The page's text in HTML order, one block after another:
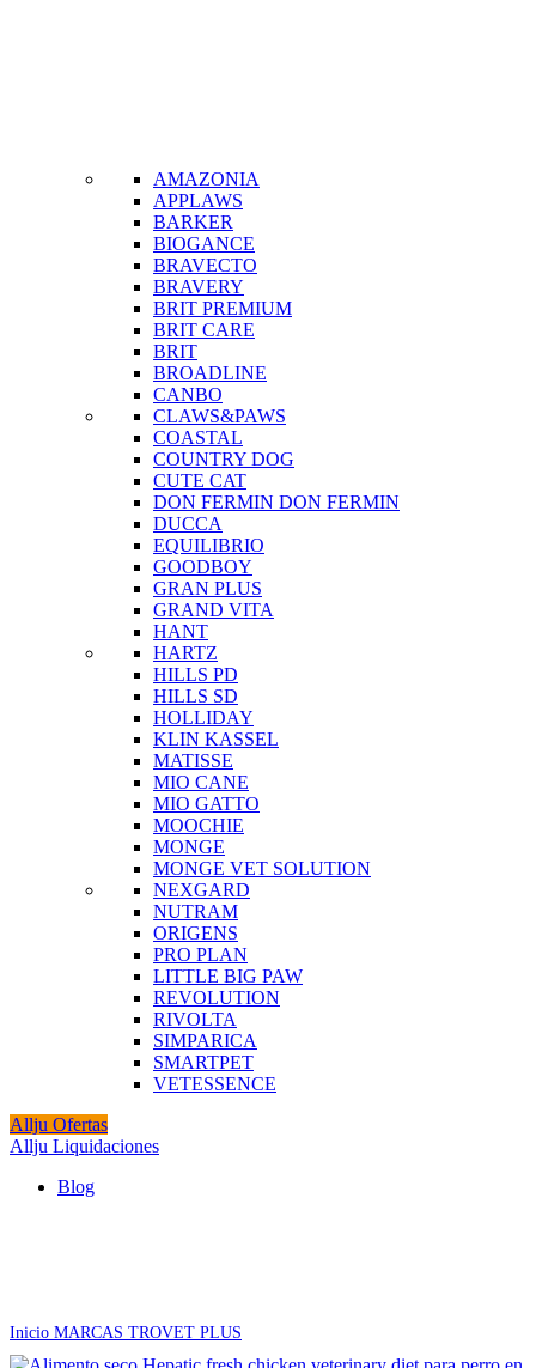
AMAZONIA
APPLAWS
BARKER
BIOGANCE
BRAVECTO
BRAVERY
BRIT PREMIUM
BRIT CARE
BRIT
BROADLINE
CANBO
CLAWS&PAWS
COASTAL
COUNTRY DOG
CUTE CAT
DON FERMIN DON FERMIN
DUCCA
EQUILIBRIO
GOODBOY
GRAN PLUS
GRAND VITA
HANT
HARTZ
HILLS PD
HILLS SD
HOLLIDAY
KLIN KASSEL
MATISSE
MIO CANE
MIO GATTO
MOOCHIE
MONGE
MONGE VET SOLUTION
NEXGARD
NUTRAM
ORIGENS
PRO PLAN
LITTLE BIG PAW
REVOLUTION
RIVOLTA
SIMPARICA
SMARTPET
VETESSENCE
Allju Ofertas
Allju Liquidaciones
Blog
Inicio MARCAS TROVET PLUS